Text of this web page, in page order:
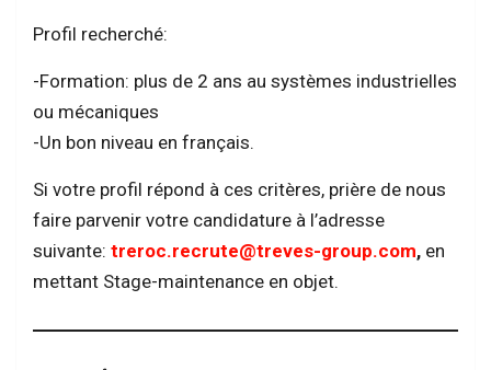
Profil recherché:
-Formation: plus de 2 ans au systèmes industrielles
ou mécaniques
-Un bon niveau en français.
Si votre profil répond à ces critères, prière de nous
faire parvenir votre candidature à l’adresse
suivante: treroc.recrute@treves-group.com, en
mettant Stage-maintenance en objet.